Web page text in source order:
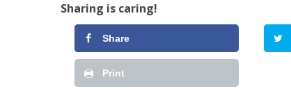
Sharing is caring!
Share
Print